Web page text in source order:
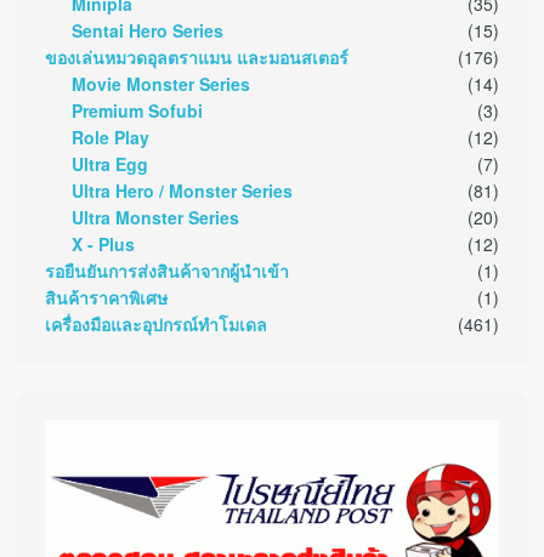
Sentai Hero Series
(15)
ของเล่นหมวดอุลตราแมน และมอนสเตอร์
(176)
Movie Monster Series
(14)
Premium Sofubi
(3)
Role Play
(12)
Ultra Egg
(7)
Ultra Hero / Monster Series
(81)
Ultra Monster Series
(20)
X - Plus
(12)
รอยืนยันการส่งสินค้าจากผู้นำเข้า
(1)
สินค้าราคาพิเศษ
(1)
เครื่องมือและอุปกรณ์ทำโมเดล
(461)